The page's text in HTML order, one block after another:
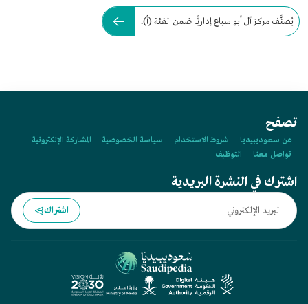
يُصنَّف مركز آل أبو سباع إداريًّا ضمن الفئة (أ).
تصفح
عن سعوديبيديا شروط الاستخدام سياسة الخصوصية
المشاركة الإلكترونية
تواصل معنا
التوظيف
اشترك في النشرة البريدية
اشتراك